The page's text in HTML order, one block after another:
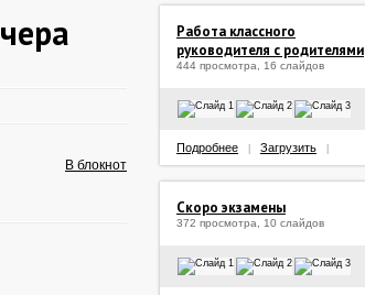
В блокнот
Работа классного
руководителя с родителями
444 просмотра, 16 слайдов
Подробнее Загрузить
Скоро экзамены
372 просмотра, 10 слайдов